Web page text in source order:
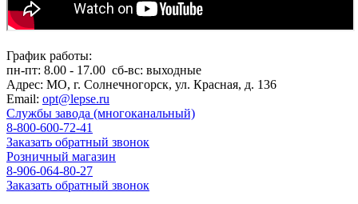
График работы:
пн-пт: 8.00 - 17.00 сб-вс: выходные
Адрес: МО, г. Солнечногорск, ул. Красная, д. 136
Email: opt@lepse.ru
Службы завода (многоканальный)
8-800-600-72-41
Заказать обратный звонок
Розничный магазин
8-906-064-80-27
Заказать обратный звонок